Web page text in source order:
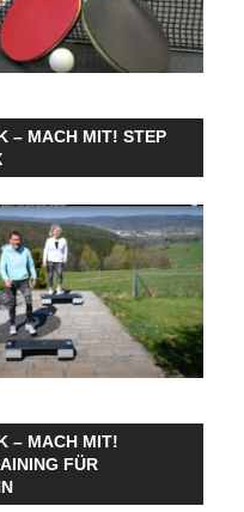
– MACH MIT! STEP
– MACH MIT!
FÜR